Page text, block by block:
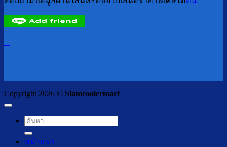
Copyright 2026 © Siamcoolermart
ค้นหา:
หน้าแรก